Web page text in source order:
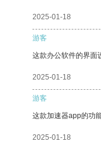
2025-01-18
游客
这款办公软件的界面
2025-01-18
游客
这款加速器app的功
2025-01-18